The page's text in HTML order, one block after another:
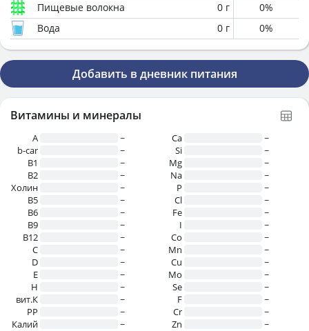
Пищевые волокна
0 г 0%
Вода
0 г 0%
Добавить в дневник питания
Витамины и минералы
A
~
b-car
~
В1
~
B2
~
Холин
~
B5
~
B6
~
B9
~
B12
~
C
~
D
~
E
~
H
~
вит.К
~
PP
~
Калий
~
Ca
~
Si
~
Mg
~
Na
~
P
~
Cl
~
Fe
~
I
~
Co
~
Mn
~
Cu
~
Mo
~
Se
~
F
~
Cr
~
Zn
~